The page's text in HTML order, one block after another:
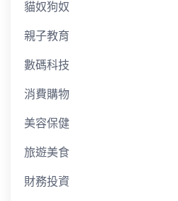
貓奴狗奴
親子教育
數碼科技
消費購物
美容保健
旅遊美食
財務投資